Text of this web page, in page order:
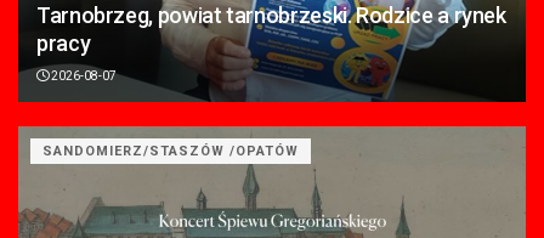
Tarnobrzeg, powiat tarnobrzeski. Rodzice a rynek
pracy
2026-08-07
SANDOMIERZ/STASZÓW /OPATÓW